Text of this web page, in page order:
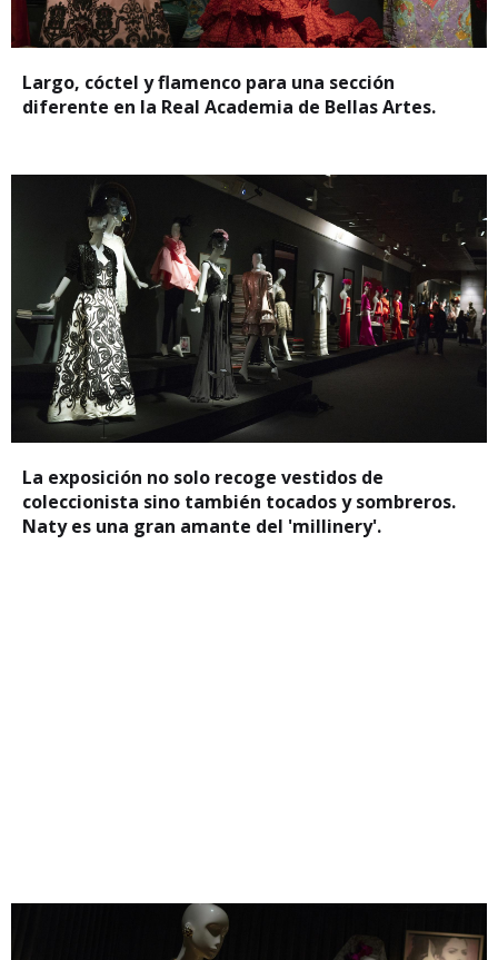
Largo, cóctel y flamenco para una sección
diferente en la Real Academia de Bellas Artes.
La exposición no solo recoge vestidos de
coleccionista sino también tocados y sombreros.
Naty es una gran amante del 'millinery'.